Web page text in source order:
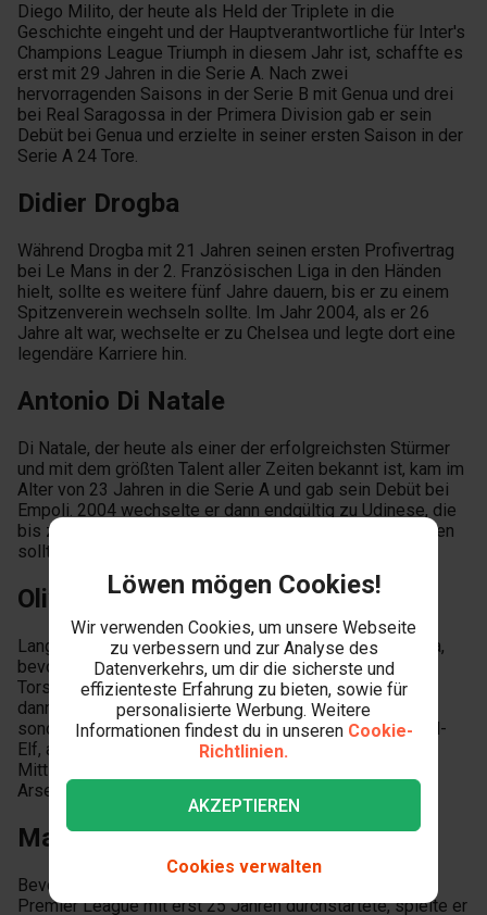
Diego Milito, der heute als Held der Triplete in die
Geschichte eingeht und der Hauptverantwortliche für Inter's
Champions League Triumph in diesem Jahr ist, schaffte es
erst mit 29 Jahren in die Serie A. Nach zwei
hervorragenden Saisons in der Serie B mit Genua und drei
bei Real Saragossa in der Primera Division gab er sein
Debüt bei Genua und erzielte in seiner ersten Saison in der
Serie A 24 Tore.
Didier Drogba
Während Drogba mit 21 Jahren seinen ersten Profivertrag
bei Le Mans in der 2. Französischen Liga in den Händen
hielt, sollte es weitere fünf Jahre dauern, bis er zu einem
Spitzenverein wechseln sollte. Im Jahr 2004, als er 26
Jahre alt war, wechselte er zu Chelsea und legte dort eine
legendäre Karriere hin.
Antonio Di Natale
Di Natale, der heute als einer der erfolgreichsten Stürmer
und mit dem größten Talent aller Zeiten bekannt ist, kam im
Alter von 23 Jahren in die Serie A und gab sein Debüt bei
Empoli. 2004 wechselte er dann endgültig zu Udinese, die
bis zum Ende seiner Karriere sein einziger Verein bleiben
sollten.
Olivier Giroud
Lange spielte Giroud in der 2. und 3. Französischen Liga,
bevor er es in die Ligue 2 schaffte und sogar
Torschützenkönig wurde. Mit 24 Jahren unterschrieb er
dann bei Montpellier, wo er nicht nur Torschützenkönig,
sondern auch Meister wurde. Er war auch in der National-
Elf, als Frankreich 2018 die Weltmeisterschaft gewann.
Mittlerweile spielt er in der Premier League, zuerst bei
Arsenal und jetzt bei Chelsea.
Marco Materazzi
Bevor der italienische Fußbalsspieler Materazzi in der
Premier League mit erst 25 Jahren durchstartete, spielte er
Löwen mögen Cookies!
Wir verwenden Cookies, um unsere Webseite
zu verbessern und zur Analyse des
Datenverkehrs, um dir die sicherste und
effizienteste Erfahrung zu bieten, sowie für
personalisierte Werbung. Weitere
Informationen findest du in unseren Cookie-
Richtlinien.
AKZEPTIEREN
Cookies verwalten